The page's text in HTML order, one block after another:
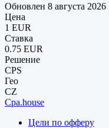
Обновлен 8 августа 2026
Цена
1 EUR
Ставка
0.75 EUR
Решение
CPS
Гео
CZ
Cpa.house
Цели по офферу